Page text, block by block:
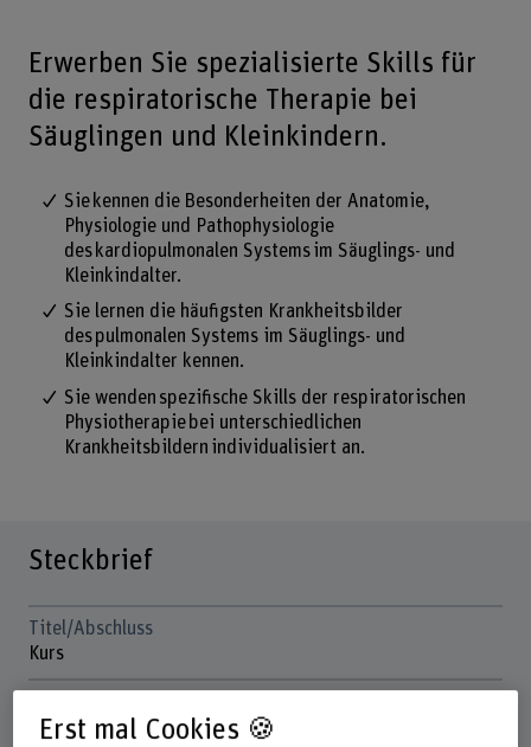
Erwerben Sie spezialisierte Skills für
die respiratorische Therapie bei
Säuglingen und Kleinkindern.
Sie kennen die Besonderheiten der Anatomie,
Physiologie und Pathophysiologie
des kardiopulmonalen Systems im Säuglings- und
Kleinkindalter.
Sie lernen die häufigsten Krankheitsbilder
des pulmonalen Systems im Säuglings- und
Kleinkindalter kennen.
Sie wenden spezifische Skills der respiratorischen
Physiotherapie bei unterschiedlichen
Krankheitsbildern individualisiert an.
Steckbrief
Titel/Abschluss
Kurs
2 Kurstage
Erst mal Cookies 🍪